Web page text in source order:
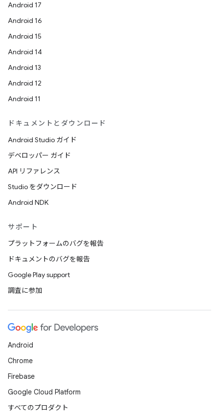
Android 17
Android 16
Android 15
Android 14
Android 13
Android 12
Android 11
ドキュメントとダウンロード
Android Studio ガイド
デベロッパー ガイド
API リファレンス
Studio をダウンロード
Android NDK
サポート
プラットフォームのバグを報告
ドキュメントのバグを報告
Google Play support
調査に参加
Android
Chrome
Firebase
Google Cloud Platform
すべてのプロダクト